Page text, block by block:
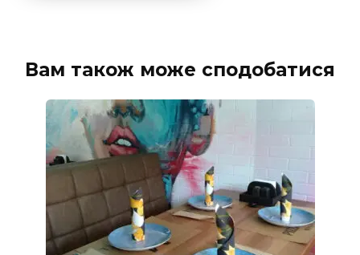
Вам також може сподобатися